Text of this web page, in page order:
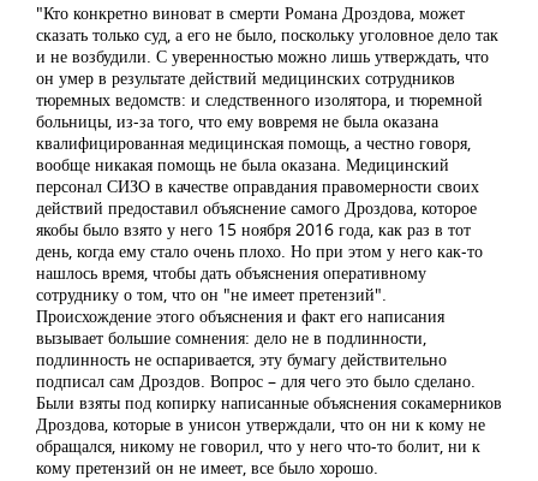
"Кто конкретно виноват в смерти Романа Дроздова, может
сказать только суд, а его не было, поскольку уголовное дело так
и не возбудили. С уверенностью можно лишь утверждать, что
он умер в результате действий медицинских сотрудников
тюремных ведомств: и следственного изолятора, и тюремной
больницы, из-за того, что ему вовремя не была оказана
квалифицированная медицинская помощь, а честно говоря,
вообще никакая помощь не была оказана. Медицинский
персонал СИЗО в качестве оправдания правомерности своих
действий предоставил объяснение самого Дроздова, которое
якобы было взято у него 15 ноября 2016 года, как раз в тот
день, когда ему стало очень плохо. Но при этом у него как-то
нашлось время, чтобы дать объяснения оперативному
сотруднику о том, что он "не имеет претензий".
Происхождение этого объяснения и факт его написания
вызывает большие сомнения: дело не в подлинности,
подлинность не оспаривается, эту бумагу действительно
подписал сам Дроздов. Вопрос – для чего это было сделано.
Были взяты под копирку написанные объяснения сокамерников
Дроздова, которые в унисон утверждали, что он ни к кому не
обращался, никому не говорил, что у него что-то болит, ни к
кому претензий он не имеет, все было хорошо.